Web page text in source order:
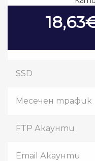
SSD
Месечен трафик
FTP Акаунти
Email Акаунти